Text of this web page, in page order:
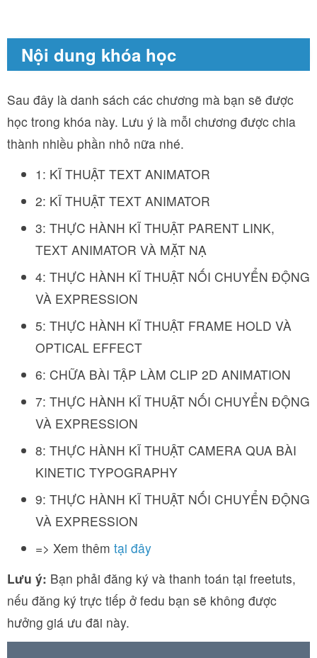
Nội dung khóa học
Sau đây là danh sách các chương mà bạn sẽ được
học trong khóa này. Lưu ý là mỗi chương được chia
thành nhiều phần nhỏ nữa nhé.
1: KĨ THUẬT TEXT ANIMATOR
2: KĨ THUẬT TEXT ANIMATOR
3: THỰC HÀNH KĨ THUẬT PARENT LINK,
TEXT ANIMATOR VÀ MẶT NẠ
4: THỰC HÀNH KĨ THUẬT NỐI CHUYỂN ĐỘNG
VÀ EXPRESSION
5: THỰC HÀNH KĨ THUẬT FRAME HOLD VÀ
OPTICAL EFFECT
6: CHỮA BÀI TẬP LÀM CLIP 2D ANIMATION
7: THỰC HÀNH KĨ THUẬT NỐI CHUYỂN ĐỘNG
VÀ EXPRESSION
8: THỰC HÀNH KĨ THUẬT CAMERA QUA BÀI
KINETIC TYPOGRAPHY
9: THỰC HÀNH KĨ THUẬT NỐI CHUYỂN ĐỘNG
VÀ EXPRESSION
=> Xem thêm tại đây
Lưu ý: Bạn phải đăng ký và thanh toán tại freetuts,
nếu đăng ký trực tiếp ở fedu bạn sẽ không được
hưởng giá ưu đãi này.